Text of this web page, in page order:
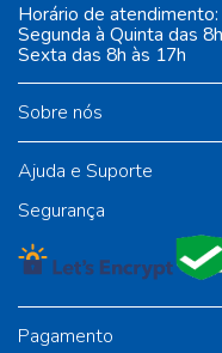
Sobre nós
Ajuda e Suporte
Horário de atendimento:
Segunda à Quinta das
Sexta das 8h às 17h
Segurança
Pagamento